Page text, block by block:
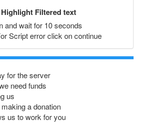
Filtered text
and wait for 10 seconds
Script error click on continue
for the server
need funds
us
a donation
us to work for you